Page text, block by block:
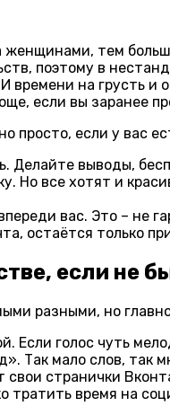
тем
поэтому в
времени на грусть и
если вы заранее
просто, если у вас
выводы,
Но все хотят и
вас. Это – не
остаётся только
если не
разными, но
Если голос чуть
Так мало слов, так
странички
тратить время на